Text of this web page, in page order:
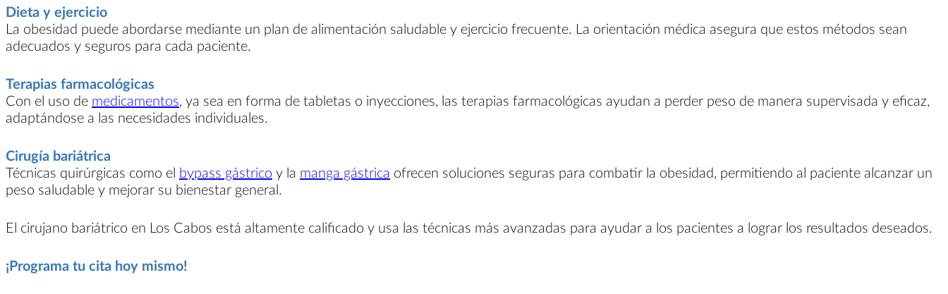
Dieta y ejercicio
La obesidad puede abordarse mediante un plan de alimentación saludable y ejercicio frecuente. La orientación médica asegura que estos métodos sean
adecuados y seguros para cada paciente.
Terapias farmacológicas
Con el uso de medicamentos, ya sea en forma de tabletas o inyecciones, las terapias farmacológicas ayudan a perder peso de manera supervisada y eficaz,
adaptándose a las necesidades individuales.
Cirugía bariátrica
Técnicas quirúrgicas como el bypass gástrico y la manga gástrica ofrecen soluciones seguras para combatir la obesidad, permitiendo al paciente alcanzar un
peso saludable y mejorar su bienestar general.
El cirujano bariátrico en Los Cabos está altamente calificado y usa las técnicas más avanzadas para ayudar a los pacientes a lograr los resultados deseados.
¡Programa tu cita hoy mismo!